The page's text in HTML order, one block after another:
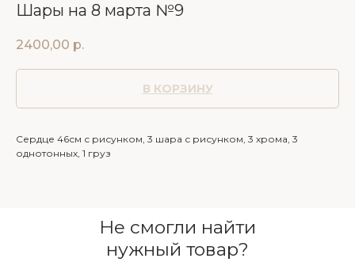
Шары на 8 марта №9
2400,00 р.
В КОРЗИНУ
Сердце 46см с рисунком, 3 шара с рисунком, 3 хрома, 3
однотонных, 1 груз
Не смогли найти
нужный товар?